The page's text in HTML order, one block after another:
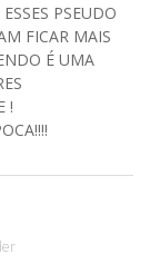
PSEUDO
FICAR MAIS
É UMA
!